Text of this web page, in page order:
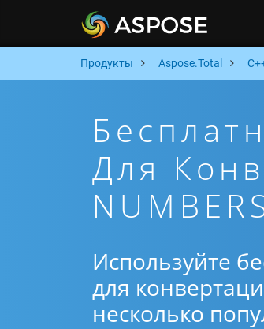
Продукты Aspose.Total
Для
Используйте
для
несколько